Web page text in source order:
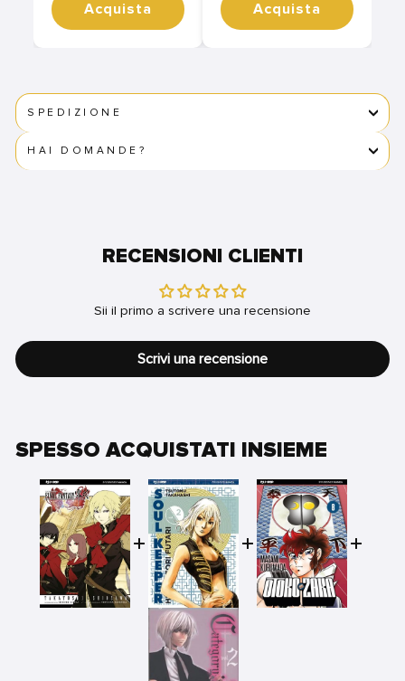
Acquista Acquista
SPEDIZIONE
HAI DOMANDE?
RECENSIONI CLIENTI
Sii il primo a scrivere una recensione
Scrivi una recensione
SPESSO ACQUISTATI INSIEME